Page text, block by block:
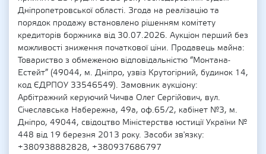
Дніпропетровської області. Згода на реалізацію та
порядок продажу встановлено рішенням комітету
кредиторів боржника від 30.07.2026. Аукціон перший без
можливості зниження початкової ціни. Продавець майна:
Товариство з обмеженою відповідальністю “Монтана-
Естейт” (49044, м. Дніпро, узвіз Крутогірний, будинок 14,
код ЄДРПОУ 33546549). Замовник аукціону:
Арбітражний керуючий Чичва Олег Сергійович, вул.
Січеславська Набережна, 49а, оф.65/2, кабінет №3, м.
Дніпро, 49044, свідоцтво Міністерства юстиції України №
448 від 19 березня 2013 року. Засоби зв'язку:
+380938882828, +380937686797